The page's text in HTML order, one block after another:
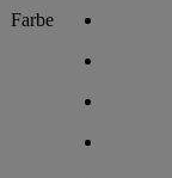
Farbe